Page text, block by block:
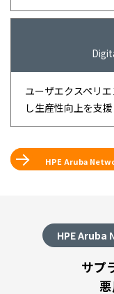
ユーザエクスペリ
し生産性向上を支援
HPE Aruba
HPE Aruba
サプ